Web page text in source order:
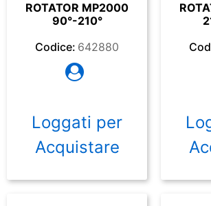
ROTATOR MP2000
90°-210°
Codice: 642880
Loggati per
Acquistare